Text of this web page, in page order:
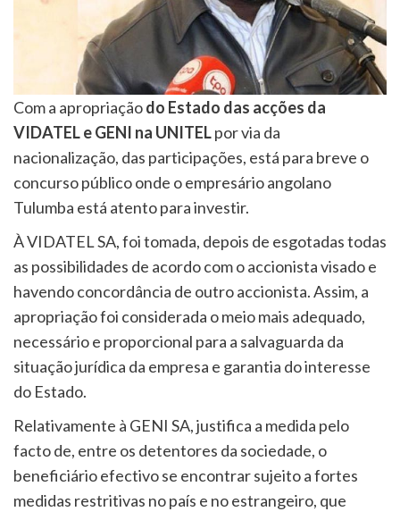
Com a apropriaçãodo Estado das acções da
VIDATEL e GENI na UNITELpor via da
nacionalização, das participações, está para breve o
concurso público onde o empresário angolano
Tulumba está atento para investir.
À VIDATEL SA, foi tomada, depois de esgotadas todas
as possibilidades de acordo com o accionista visado e
havendo concordância de outro accionista. Assim, a
apropriação foi considerada o meio mais adequado,
necessário e proporcional para a salvaguarda da
situação jurídica da empresa e garantia do interesse
do Estado.
Relativamente à GENI SA, justifica a medida pelo
facto de, entre os detentores da sociedade, o
beneficiário efectivo se encontrar sujeito a fortes
medidas restritivas no país e no estrangeiro, que